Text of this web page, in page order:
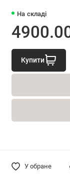
На складі
Купити
У обране